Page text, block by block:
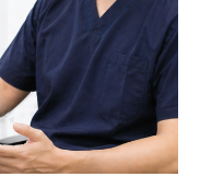
語 Español